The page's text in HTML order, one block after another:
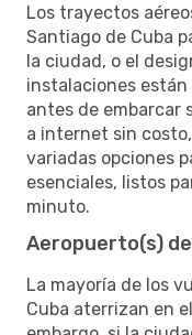
Los trayectos
Santiago de Cuba
la ciudad, o el
instalaciones están
antes de embarcar
a internet sin
variadas opciones
esenciales, listos
minuto.
Aeropuerto(s)
La mayoría de los
Cuba aterrizan en